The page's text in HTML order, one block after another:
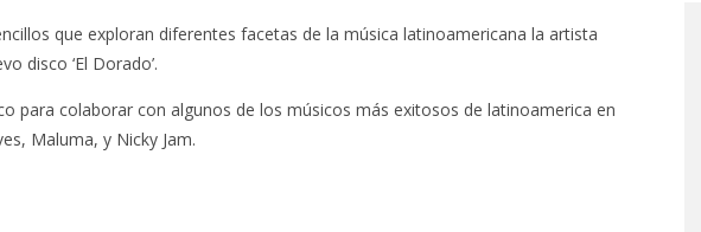
que exploran diferentes facetas de la música latinoamericana la artista
disco ‘El Dorado’.
para colaborar con algunos de los músicos más exitosos de latinoamerica en
Maluma, y Nicky Jam.